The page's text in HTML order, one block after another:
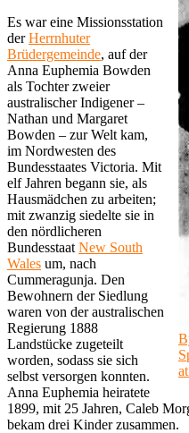
Es war eine Missionsstation
derHerrnhuter
Brüdergemeinde, auf der
Anna Euphemia Bowden
als Tochter zweier
australischer Indigener –
Nathan und Margaret
Bowden – zur Welt kam,
im Nordwesten des
Bundesstaates Victoria. Mit
elf Jahren begann sie, als
Hausmädchen zu arbeiten;
mit zwanzig siedelte sie in
den nördlicheren
Bundesstaat New South
Wales um, nach
Cummeragunja. Den
Bewohnern der Siedlung
waren von der australischen
Regierung 1888
Landstücke zugeteilt
worden, sodass sie sich
selbst versorgen konnten.
Anna Euphemia heiratete
1899, mit 25 Jahren, Caleb
bekam drei Kinder zusammen.